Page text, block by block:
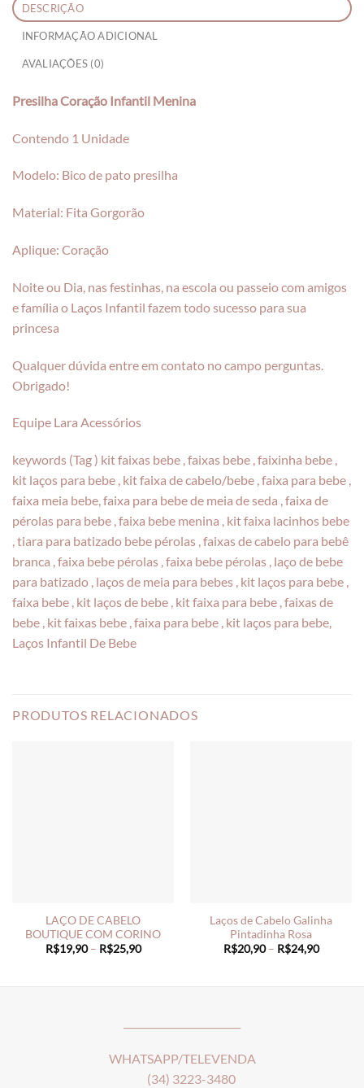
DESCRIÇÃO
INFORMAÇÃO ADICIONAL
AVALIAÇÕES (0)
Presilha Coração Infantil Menina
Contendo 1 Unidade
Modelo: Bico de pato presilha
Material: Fita Gorgorão
Aplique: Coração
Noite ou Dia, nas festinhas, na escola ou passeio com amigos
e família o Laços Infantil fazem todo sucesso para sua
princesa
Qualquer dúvida entre em contato no campo perguntas.
Obrigado!
Equipe Lara Acessórios
keywords (Tag ) kit faixas bebe , faixas bebe , faixinha bebe ,
kit laços para bebe , kit faixa de cabelo/bebe , faixa para bebe ,
faixa meia bebe, faixa para bebe de meia de seda , faixa de
pérolas para bebe , faixa bebe menina , kit faixa lacinhos bebe
, tiara para batizado bebe pérolas , faixas de cabelo para bebê
branca , faixa bebe pérolas , faixa bebe pérolas , laço de bebe
para batizado , laços de meia para bebes , kit laços para bebe ,
faixa bebe , kit laços de bebe , kit faixa para bebe , faixas de
bebe , kit faixas bebe , faixa para bebe , kit laços para bebe,
Laços Infantil De Bebe
PRODUTOS RELACIONADOS
LAÇO DE CABELO
BOUTIQUE COM CORINO
R$19,90 – R$25,90Price
Laços de Cabelo Galinha
Pintadinha Rosa
R$20,90 – R$24,90Price
WHATSAPP/TELEVENDA
(34) 3223-3480